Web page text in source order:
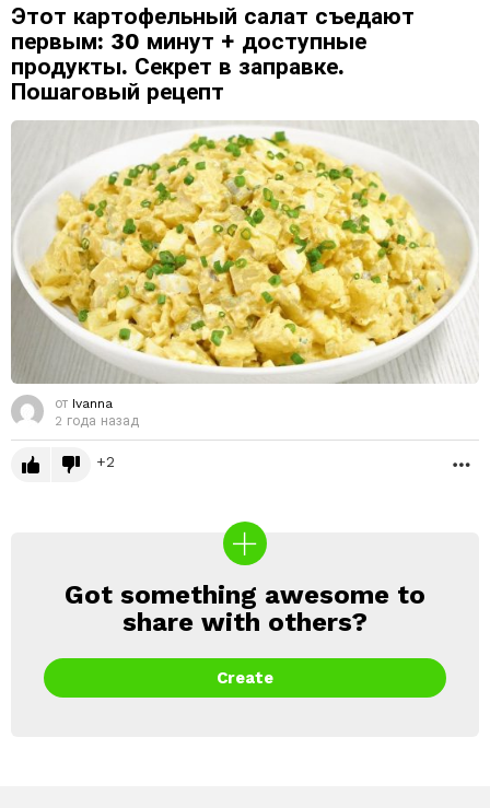
Этот картофельный салат съедают
первым: 30 минут + доступные
продукты. Секрет в заправке.
Пошаговый рецепт
от Ivanna
2 года назад
2
CREATE
Got something awesome to
share with others?
Create